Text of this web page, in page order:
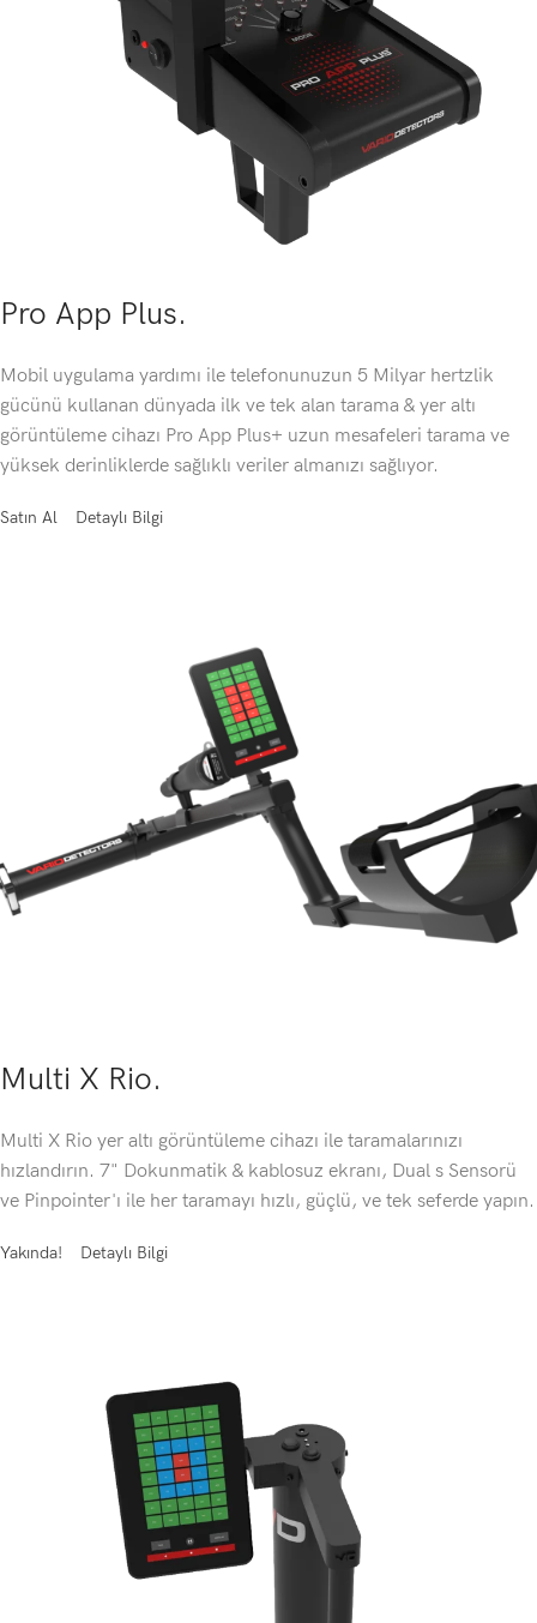
Pro App Plus.
Mobil uygulama yardımı ile telefonunuzun 5 Milyar hertzlik
gücünü kullanan dünyada ilk ve tek alan tarama & yer altı
görüntüleme cihazı Pro App Plus+ uzun mesafeleri tarama ve
yüksek derinliklerde sağlıklı veriler almanızı sağlıyor.
Satın Al Detaylı Bilgi
Multi X Rio.
Multi X Rio yer altı görüntüleme cihazı ile taramalarınızı
hızlandırın. 7" Dokunmatik & kablosuz ekranı, Dual s Sensorü
ve Pinpointer'ı ile her taramayı hızlı, güçlü, ve tek seferde yapın.
Yakında! Detaylı Bilgi